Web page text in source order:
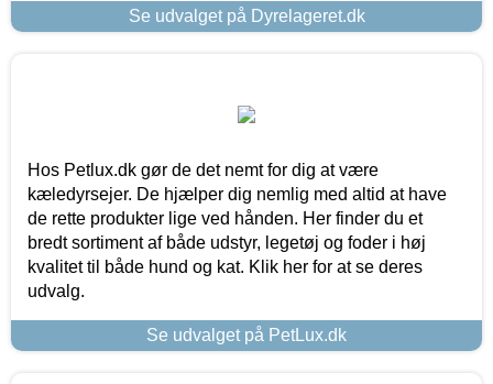
Se udvalget på Dyrelageret.dk
Hos Petlux.dk gør de det nemt for dig at være
kæledyrsejer. De hjælper dig nemlig med altid at have
de rette produkter lige ved hånden. Her finder du et
bredt sortiment af både udstyr, legetøj og foder i høj
kvalitet til både hund og kat. Klik her for at se deres
udvalg.
Se udvalget på PetLux.dk